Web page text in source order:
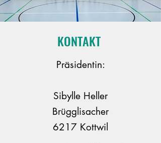
KONTAKT
Präsidentin:
Sibylle Heller
Brügglisacher
6217 Kottwil